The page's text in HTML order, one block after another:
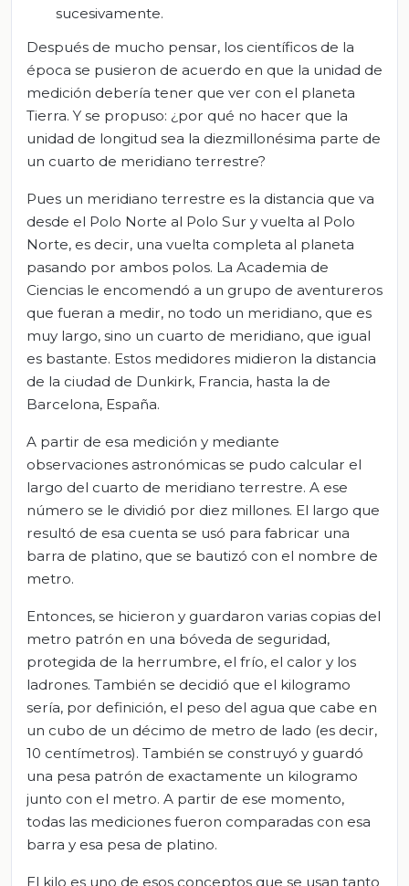
sucesivamente.
Después de mucho pensar, los científicos de la
época se pusieron de acuerdo en que la unidad de
medición debería tener que ver con el planeta
Tierra. Y se propuso: ¿por qué no hacer que la
unidad de longitud sea la diezmillonésima parte de
un cuarto de meridiano terrestre?
Pues un meridiano terrestre es la distancia que va
desde el Polo Norte al Polo Sur y vuelta al Polo
Norte, es decir, una vuelta completa al planeta
pasando por ambos polos. La Academia de
Ciencias le encomendó a un grupo de aventureros
que fueran a medir, no todo un meridiano, que es
muy largo, sino un cuarto de meridiano, que igual
es bastante. Estos medidores midieron la distancia
de la ciudad de Dunkirk, Francia, hasta la de
Barcelona, España.
A partir de esa medición y mediante
observaciones astronómicas se pudo calcular el
largo del cuarto de meridiano terrestre. A ese
número se le dividió por diez millones. El largo que
resultó de esa cuenta se usó para fabricar una
barra de platino, que se bautizó con el nombre de
metro.
Entonces, se hicieron y guardaron varias copias del
metro patrón en una bóveda de seguridad,
protegida de la herrumbre, el frío, el calor y los
ladrones. También se decidió que el kilogramo
sería, por definición, el peso del agua que cabe en
un cubo de un décimo de metro de lado (es decir,
10 centímetros). También se construyó y guardó
una pesa patrón de exactamente un kilogramo
junto con el metro. A partir de ese momento,
todas las mediciones fueron comparadas con esa
barra y esa pesa de platino.
El kilo es uno de esos conceptos que se usan tanto